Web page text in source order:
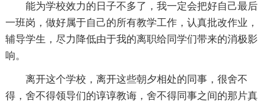
能为学校效力的日子不多了，我一定会把好自己最后
一班岗，做好属于自己的所有教学工作，认真批改作业，
辅导学生，尽力降低由于我的离职给同学们带来的消极影
响。
离开这个学校，离开这些朝夕相处的同事，很舍不
得，舍不得领导们的谆谆教诲，舍不得同事之间的那片真